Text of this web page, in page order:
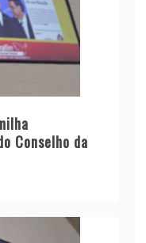
Conselho da